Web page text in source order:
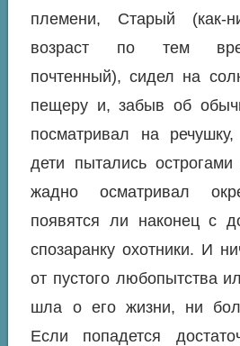
племени, Старый (как-
возраст по тем
почтенный), сидел на
пещеру и, забыв об
посматривал на
дети пытались
жадно осматривал
появятся ли наконец с
спозаранку охотники. И
от пустого любопытства
шла о его жизни, ни
Если попадется